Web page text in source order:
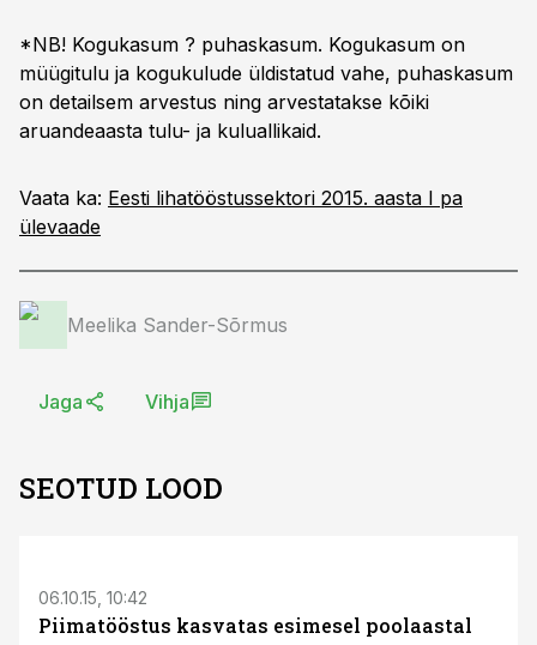
*NB! Kogukasum ? puhaskasum. Kogukasum on
müügitulu ja kogukulude üldistatud vahe, puhaskasum
on detailsem arvestus ning arvestatakse kõiki
aruandeaasta tulu- ja kuluallikaid.
Vaata ka: Eesti lihatööstussektori 2015. aasta I pa
ülevaade
Meelika Sander-Sõrmus
Jaga Vihja
SEOTUD LOOD
06.10.15, 10:42
Piimatööstus kasvatas esimesel poolaastal